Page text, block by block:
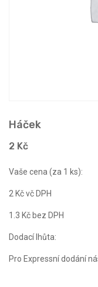
Háček
2 Kč
Vaše cena (za 1 ks):
2 Kčvč DPH
1.3 Kč bez DPH
Dodací lhůta:
Pro Expressní dodání